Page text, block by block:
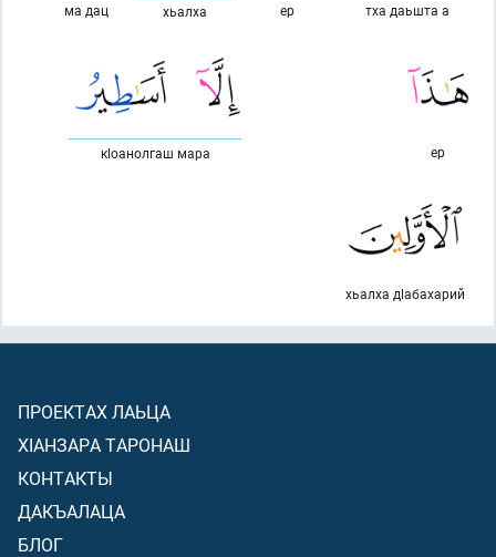
тха даьшта а
ер
хьалха
ма дац
ер
кlоанолгаш мара
хьалха дlабахарий
ПРОЕКТАХ ЛАЬЦА
ХIАНЗАРА ТАРОНАШ
КОНТАКТЫ
ДАКЪАЛАЦА
БЛОГ